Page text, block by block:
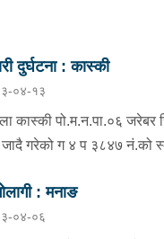
दुर्घटना : कास्की
०४-१३
कास्की पो.म.न.पा.०६ जरेबर
जादै गरेको ग ४ प ३८४७ नं.को
पो.म.न.पा.०१ अर्चलबोट बस्ने
भई उपचारको लागि G.M.C
: मनाङ
०४-०६